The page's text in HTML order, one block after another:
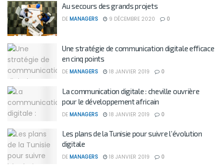
Au secours des grands projets
DE MANAGERS 9 DÉCEMBRE 2020 0
Une stratégie de communication digitale efficace
en cinq points
DE MANAGERS 18 JANVIER 2019 0
La communication digitale : cheville ouvrière
pour le développement africain
DE MANAGERS 18 JANVIER 2019 0
Les plans de la Tunisie pour suivre l’évolution
digitale
DE MANAGERS 18 JANVIER 2019 0